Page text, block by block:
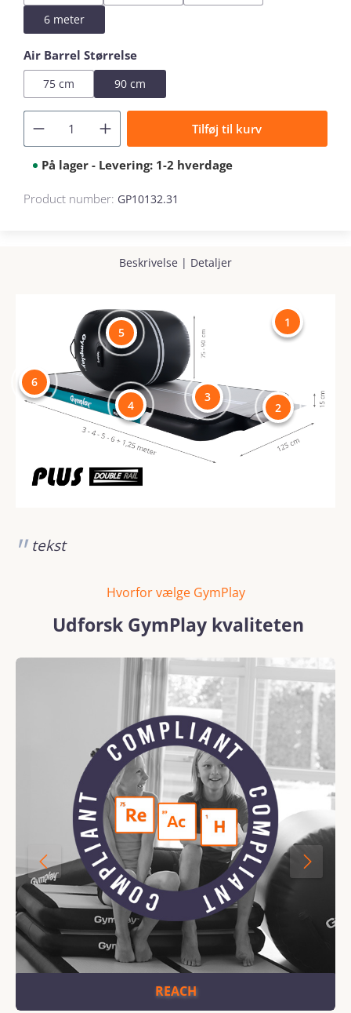
6 meter
Select
Air Barrel Størrelse
75 cm 90 cm
Tilføj til kurv
På lager - Levering: 1-2 hverdage
Product number: GP10132.31
Beskrivelse | Detaljer
1
2
3
4
5
6
tekst
Hvorfor vælge GymPlay
Udforsk GymPlay kvaliteten
Skip image gallery
REACH
REACH